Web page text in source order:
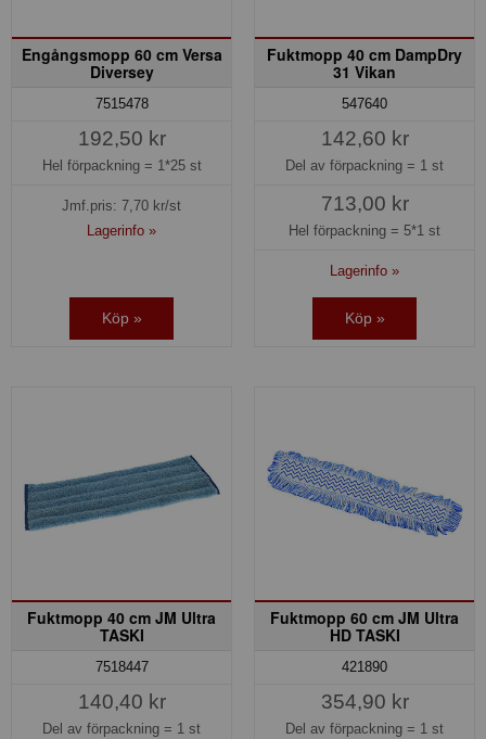
Engångsmopp 60 cm Versa
Diversey
7515478
192,50 kr
Hel förpackning = 1*25 st
Jmf.pris: 7,70 kr/st
Lagerinfo »
Köp »
Fuktmopp 40 cm DampDry
31 Vikan
547640
142,60 kr
Del av förpackning = 1 st
713,00 kr
Hel förpackning = 5*1 st
Lagerinfo »
Köp »
Fuktmopp 40 cm JM Ultra
TASKI
7518447
140,40 kr
Del av förpackning = 1 st
Fuktmopp 60 cm JM Ultra
HD TASKI
421890
354,90 kr
Del av förpackning = 1 st